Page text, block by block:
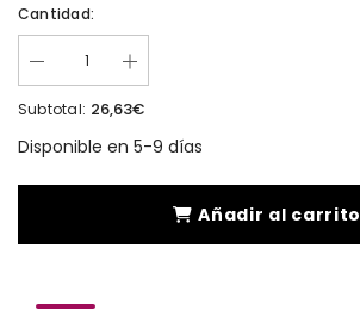
Cantidad:
Subtotal: 26,63€
Disponible en 5-9 días
Añadir al carrito